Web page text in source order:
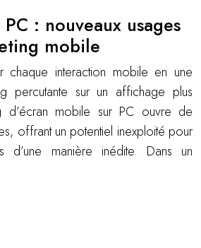
: nouveaux usages
mobile
chaque interaction mobile en une
percutante sur un affichage plus
d’écran mobile sur PC ouvre de
offrant un potentiel inexploité pour
d’une manière inédite. Dans un